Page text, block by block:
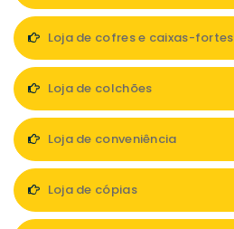
Loja de cofres e caixas-fortes
Loja de colchões
Loja de conveniência
Loja de cópias